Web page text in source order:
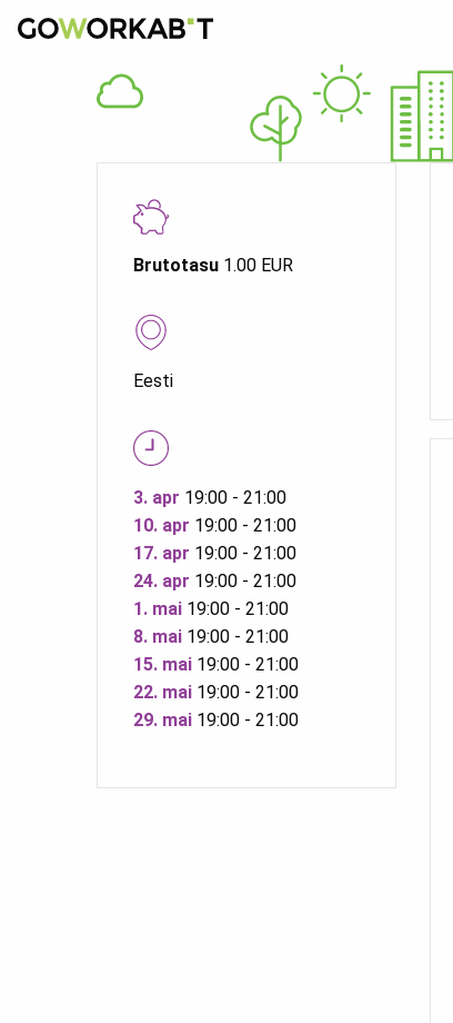
Brutotasu 1.00 EUR
Eesti
3. apr 19:00 - 21:00
10. apr 19:00 - 21:00
17. apr 19:00 - 21:00
24. apr 19:00 - 21:00
1. mai 19:00 - 21:00
8. mai 19:00 - 21:00
15. mai 19:00 - 21:00
22. mai 19:00 - 21:00
29. mai 19:00 - 21:00